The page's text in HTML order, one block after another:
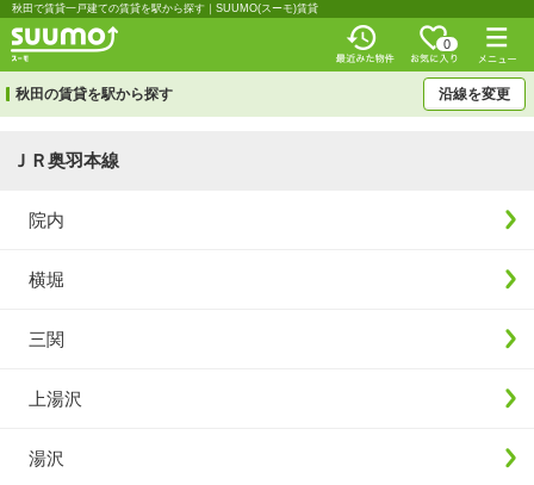
秋田で賃貸一戸建ての賃貸を駅から探す｜SUUMO(スーモ)賃貸
0
秋田の賃貸を駅から探す 沿線を変更
ＪＲ奥羽本線
院内
横堀
三関
上湯沢
湯沢